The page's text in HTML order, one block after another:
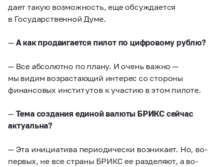
дает такую возможность, еще обсуждается
в Государственной Думе.
— А как продвигается пилот по цифровому рублю?
— Все абсолютно по плану. И очень важно —
мы видим возрастающий интерес со стороны
финансовых институтов к участию в этом пилоте.
— Тема создания единой валюты БРИКС сейчас
актуальна?
— Эта инициатива периодически возникает. Но, во-
первых, не все страны БРИКС ее разделяют, а во-